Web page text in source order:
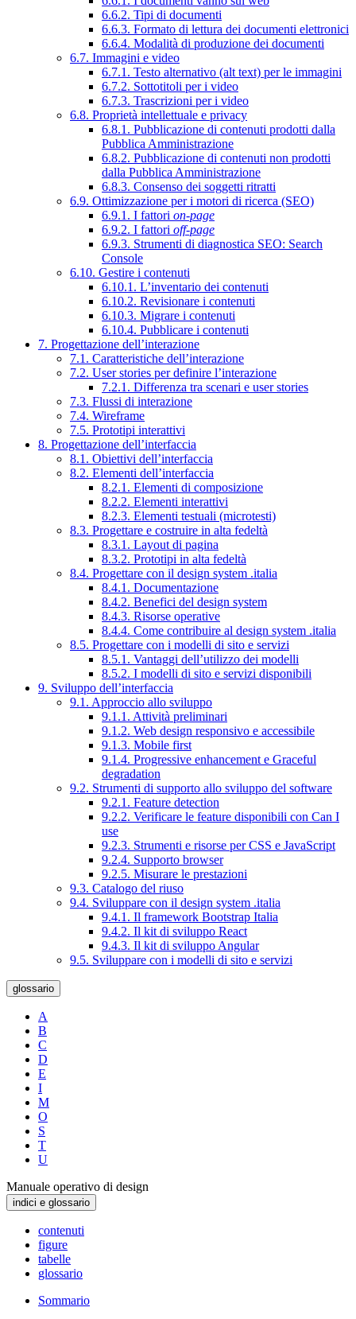
6.6.2. Tipi di documenti
6.6.3. Formato di lettura dei documenti elettronici
6.6.4. Modalità di produzione dei documenti
6.7. Immagini e video
6.7.1. Testo alternativo (alt text) per le immagini
6.7.2. Sottotitoli per i video
6.7.3. Trascrizioni per i video
6.8. Proprietà intellettuale e privacy
6.8.1. Pubblicazione di contenuti prodotti dalla
Pubblica Amministrazione
6.8.2. Pubblicazione di contenuti non prodotti
dalla Pubblica Amministrazione
6.8.3. Consenso dei soggetti ritratti
6.9. Ottimizzazione per i motori di ricerca (SEO)
6.9.1. I fattori on-page
6.9.2. I fattori off-page
6.9.3. Strumenti di diagnostica SEO: Search
Console
6.10. Gestire i contenuti
6.10.1. L’inventario dei contenuti
6.10.2. Revisionare i contenuti
6.10.3. Migrare i contenuti
6.10.4. Pubblicare i contenuti
7. Progettazione dell’interazione
7.1. Caratteristiche dell’interazione
7.2. User stories per definire l’interazione
7.2.1. Differenza tra scenari e user stories
7.3. Flussi di interazione
7.4. Wireframe
7.5. Prototipi interattivi
8. Progettazione dell’interfaccia
8.1. Obiettivi dell’interfaccia
8.2. Elementi dell’interfaccia
8.2.1. Elementi di composizione
8.2.2. Elementi interattivi
8.2.3. Elementi testuali (microtesti)
8.3. Progettare e costruire in alta fedeltà
8.3.1. Layout di pagina
8.3.2. Prototipi in alta fedeltà
8.4. Progettare con il design system .italia
8.4.1. Documentazione
8.4.2. Benefici del design system
8.4.3. Risorse operative
8.4.4. Come contribuire al design system .italia
8.5. Progettare con i modelli di sito e servizi
8.5.1. Vantaggi dell’utilizzo dei modelli
8.5.2. I modelli di sito e servizi disponibili
9. Sviluppo dell’interfaccia
9.1. Approccio allo sviluppo
9.1.1. Attività preliminari
9.1.2. Web design responsivo e accessibile
9.1.3. Mobile first
9.1.4. Progressive enhancement e Graceful
degradation
9.2. Strumenti di supporto allo sviluppo del software
9.2.1. Feature detection
9.2.2. Verificare le feature disponibili con Can I
use
9.2.3. Strumenti e risorse per CSS e JavaScript
9.2.4. Supporto browser
9.2.5. Misurare le prestazioni
9.3. Catalogo del riuso
9.4. Sviluppare con il design system .italia
9.4.1. Il framework Bootstrap Italia
9.4.2. Il kit di sviluppo React
9.4.3. Il kit di sviluppo Angular
9.5. Sviluppare con i modelli di sito e servizi
glossario
A
B
C
D
E
I
M
O
S
T
U
Manuale operativo di design
indici e glossario
contenuti
figure
tabelle
glossario
Sommario